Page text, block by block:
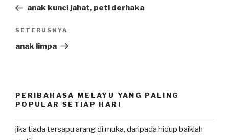
Postanak kunci jahat, peti derhaka
Next
Post
SETERUSNYA
anak limpa
PERIBAHASA MELAYU YANG PALING
POPULAR SETIAP HARI
jika tiada tersapu arang di muka, daripada hidup baiklah